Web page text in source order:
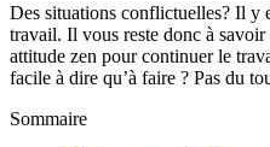
Des situations conflictuelles? Il y
travail. Il vous reste donc à
attitude zen pour continuer le
facile à dire qu’à faire ? Pas du
Sommaire